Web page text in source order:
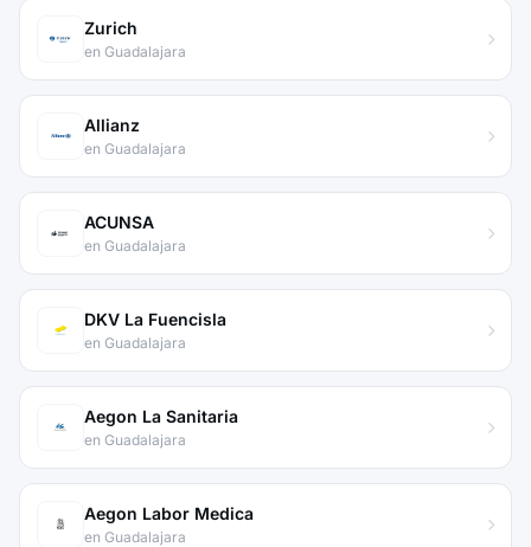
Zurich
en Guadalajara
Allianz
en Guadalajara
ACUNSA
en Guadalajara
DKV La Fuencisla
en Guadalajara
Aegon La Sanitaria
en Guadalajara
Aegon Labor Medica
en Guadalajara